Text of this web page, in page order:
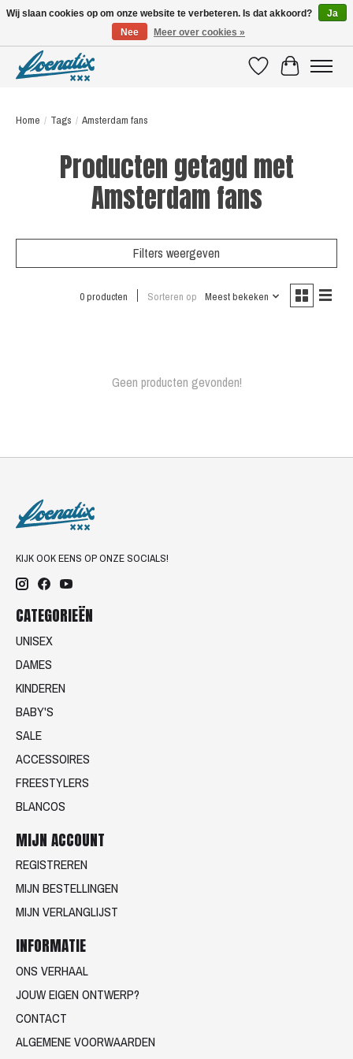
VerlanglijstWinkelwagen
Home / Tags / Amsterdam fans
Producten getagd met
Amsterdam fans
Filters weergeven
0 producten Sorteren op Meest bekeken
Geen producten gevonden!
KIJK OOK EENS OP ONZE SOCIALS!
CATEGORIEËN
UNISEX
DAMES
KINDEREN
BABY'S
SALE
ACCESSOIRES
FREESTYLERS
BLANCOS
MIJN ACCOUNT
REGISTREREN
MIJN BESTELLINGEN
MIJN VERLANGLIJST
INFORMATIE
ONS VERHAAL
JOUW EIGEN ONTWERP?
CONTACT
ALGEMENE VOORWAARDEN
Wij slaan cookies op om onze website te verbeteren. Is dat akkoord?
Ja
Nee
Meer over cookies »